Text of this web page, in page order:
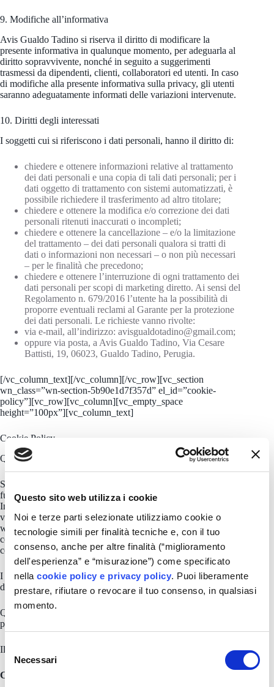
Questo sito web utilizza i cookie
Noi e terze parti selezionate utilizziamo cookie o
tecnologie simili per finalità tecniche e, con il tuo
consenso, anche per altre finalità (“miglioramento
dell'esperienza” e “misurazione”) come specificato
nella cookie policy e privacy policy. Puoi liberamente
prestare, rifiutare o revocare il tuo consenso, in qualsiasi
momento.
S
l
Necessari
9. Modifiche all’informativa
Avis Gualdo Tadino si riserva il diritto di modificare la
presente informativa in qualunque momento, per adeguarla al
diritto sopravvivente, nonché in seguito a suggerimenti
trasmessi da dipendenti, clienti, collaboratori ed utenti. In caso
di modifiche alla presente informativa sulla privacy, gli utenti
saranno adeguatamente informati delle variazioni intervenute.
10. Diritti degli interessati
I soggetti cui si riferiscono i dati personali, hanno il diritto di:
chiedere e ottenere informazioni relative al trattamento
dei dati personali e una copia di tali dati personali; per i
dati oggetto di trattamento con sistemi automatizzati, è
possibile richiedere il trasferimento ad altro titolare;
chiedere e ottenere la modifica e/o correzione dei dati
personali ritenuti inaccurati o incompleti;
chiedere e ottenere la cancellazione – e/o la limitazione
del trattamento – dei dati personali qualora si tratti di
dati o informazioni non necessari – o non più necessari
– per le finalità che precedono;
chiedere e ottenere l’interruzione di ogni trattamento dei
dati personali per scopi di marketing diretto. Ai sensi del
Regolamento n. 679/2016 l’utente ha la possibilità di
proporre eventuali reclami al Garante per la protezione
dei dati personali. Le richieste vanno rivolte:
via e-mail, all’indirizzo: avisgualdotadino@gmail.com;
oppure via posta, a Avis Gualdo Tadino, Via Cesare
Battisti, 19, 06023, Gualdo Tadino, Perugia.
[/vc_column_text][/vc_column][/vc_row][vc_section
wn_class=”wn-section-5b90e1d7f357d” el_id=”cookie-
policy”][vc_row][vc_column][vc_empty_space
height=”100px”][vc_column_text]
Cookie Policy
Questo sito web utilizza i cookie.
Si utilizzano i cookie per personalizzare i contenuti, fornire le
funzioni dei social media e analizzare il traffico del Sito.
Inoltre potrebbero venire informazioni sul modo in cui il Sito
viene utilizzato a partner che si occupano di analisi dei dati
web, pubblicità e social media, i quali potrebbero combinarle
con altre informazioni che l’Utente ha fornito loro in base al
consenso sull’utilizzo dei loro servizi.
I cookie sono piccoli file di testo che possono essere utilizzati
dai siti web per rendere più efficiente l’esperienza per l’utente.
Questo sito utilizza diversi tipi di cookie. Alcuni cookie sono
posti da servizi terzi.
Il consenso si applica ai seguenti siti web: avisgualdotadino.it
Cookie tecnici